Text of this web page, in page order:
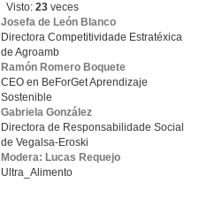
Visto:23 veces
Josefa de León Blanco
Directora Competitividade Estratéxica
de Agroamb
Ramón Romero Boquete
CEO en BeForGet Aprendizaje
Sostenible
Gabriela González
Directora de Responsabilidade Social
de Vegalsa-Eroski
Modera: Lucas Requejo
Ultra_Alimento